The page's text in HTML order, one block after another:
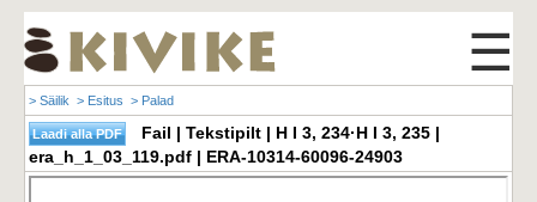
☰
> Säilik > Esitus > Palad
Fail | Tekstipilt | H I 3, 234·H I 3, 235 |
era_h_1_03_119.pdf | ERA-10314-60096-24903